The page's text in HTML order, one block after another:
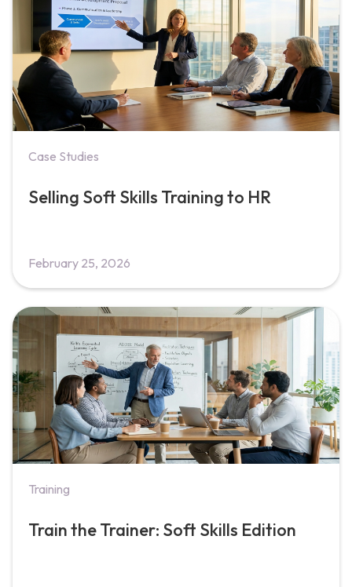
Case Studies
Selling Soft Skills Training to HR
February 25, 2026
Training
Train the Trainer: Soft Skills Edition